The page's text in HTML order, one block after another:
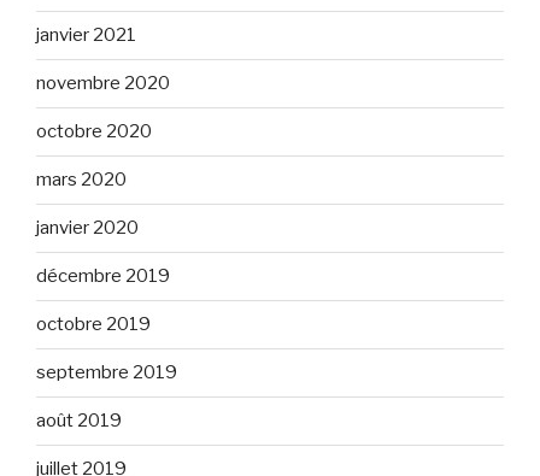
janvier 2021
novembre 2020
octobre 2020
mars 2020
janvier 2020
décembre 2019
octobre 2019
septembre 2019
août 2019
juillet 2019